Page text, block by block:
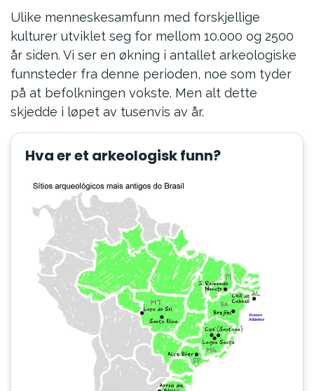
Ulike menneskesamfunn med forskjellige
kulturer utviklet seg for mellom 10.000 og 2500
år siden. Vi ser en økning i antallet arkeologiske
funnsteder fra denne perioden, noe som tyder
på at befolkningen vokste. Men alt dette
skjedde i løpet av tusenvis av år.
Hva er et arkeologisk funn?